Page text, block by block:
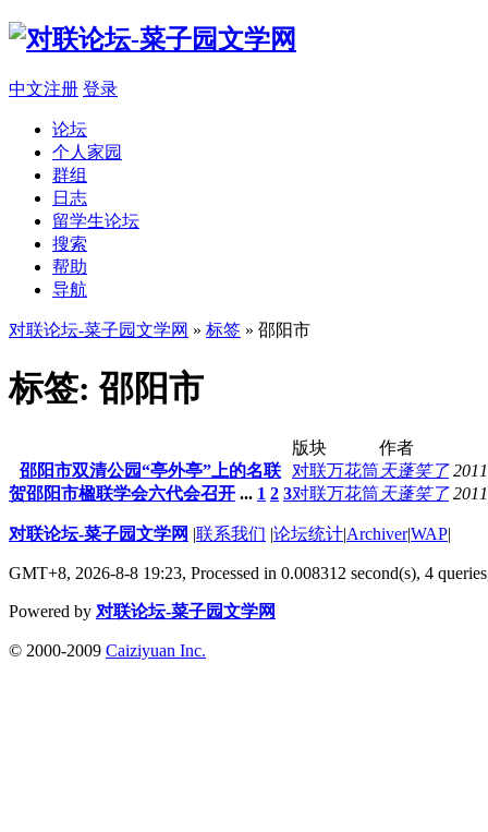
中文注册 登录
论坛
个人家园
群组
日志
留学生论坛
搜索
帮助
导航
对联论坛-菜子园文学网 » 标签 » 邵阳市
标签: 邵阳市
版块
作者
邵阳市双清公园“亭外亭”上的名联
对联万花筒天蓬笑了
贺邵阳市楹联学会六代会召开 ... 1 2 3对联万花筒天蓬笑了
对联论坛-菜子园文学网 |联系我们 |论坛统计|Archiver|WAP|
GMT+8, 2026-8-8 19:23, Processed in 0.008312 second(s), 4
Powered by 对联论坛-菜子园文学网
© 2000-2009 Caiziyuan Inc.